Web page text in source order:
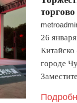
26
Китайско
городе